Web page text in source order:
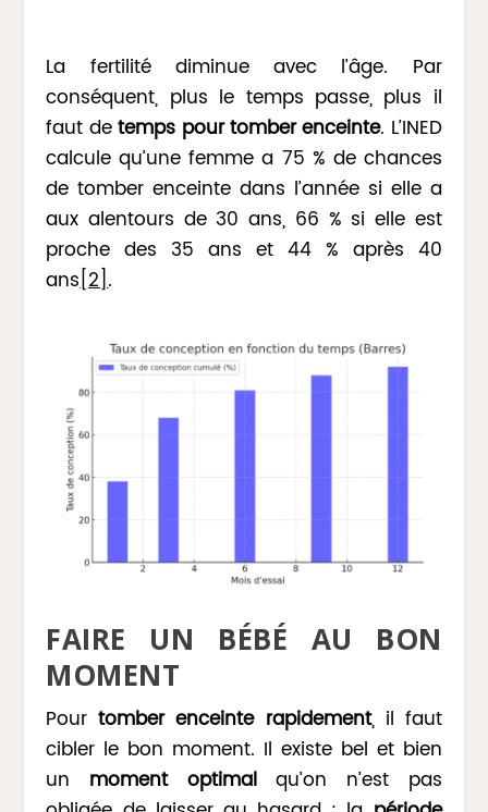
La fertilité diminue avec l’âge. Par
conséquent, plus le temps passe, plus il
faut detemps pour tomber enceinte. L’INED
calcule qu’une femme a 75 % de chances
de tomber enceinte dans l’année si elle a
aux alentours de 30 ans, 66 % si elle est
proche des 35 ans et 44 % après 40
ans[2].
FAIRE UN BÉBÉ AU BON
MOMENT
Pour tomber enceinte rapidement, il faut
cibler le bon moment. Il existe bel et bien
un moment optimalqu’on n’est pas